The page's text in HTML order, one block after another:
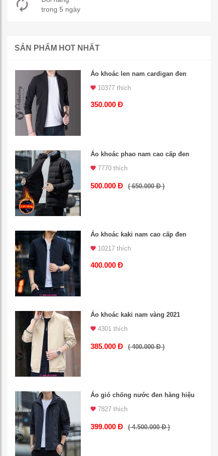
trong 5 ngày
SẢN PHẨM HOT NHẤT
Áo khoác len nam cardigan đen
10377 thích
350.000 Đ
Áo khoác phao nam cao cấp đen
7770 thích
500.000 Đ ( 650.000 Đ )
Áo khoác kaki nam cao cấp đen
10217 thích
400.000 Đ
Áo khoác kaki nam vàng 2021
4301 thích
385.000 Đ ( 400.000 Đ )
Áo gió chống nước đen hàng hiệu
7827 thích
399.000 Đ ( 4.500.000 Đ )